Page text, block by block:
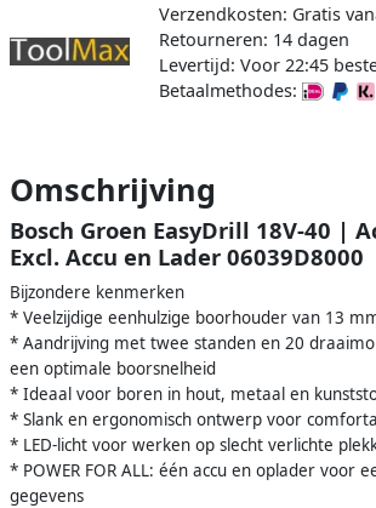
Verzendkosten: Gratis
Retourneren: 14 dagen
Levertijd: Voor 22:45
Betaalmethodes:
Omschrijving
Bosch Groen EasyDrill 18V-40 |
Excl. Accu en Lader 06039D8000
Bijzondere kenmerken
* Veelzijdige eenhulzige boorhouder van 13
* Aandrijving met twee standen en 20
een optimale boorsnelheid
* Ideaal voor boren in hout, metaal en
* Slank en ergonomisch ontwerp voor
* LED-licht voor werken op slecht verlichte
* POWER FOR ALL: één accu en oplader voor
gegevens